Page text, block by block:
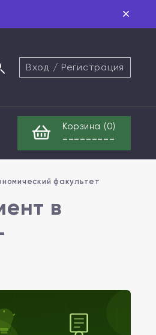
Вход / Регистрация
Корзина (0)
---------
факультет
в